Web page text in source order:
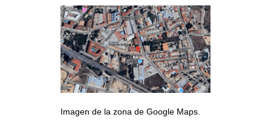
Imagen de la zona de Google Maps.